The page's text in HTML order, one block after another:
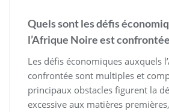
Quels sont les défis
l’Afrique Noire est
Les défis économiques auxquels
confrontée sont multiples et
principaux obstacles figurent la
excessive aux matières